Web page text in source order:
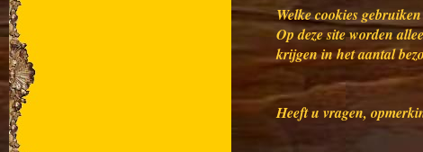
Welke cookies
Op deze site worden
krijgen in het aantal
Heeft u vragen,